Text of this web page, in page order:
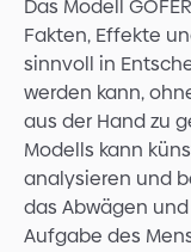
Das Modell
Fakten, Effekte
sinnvoll in
werden kann,
aus der Hand zu
Modells kann
analysieren und
das Abwägen
Aufgabe des